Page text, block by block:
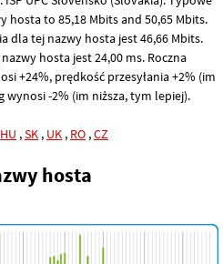
hosta to 85,18 Mbits and 50,65 Mbits.
dla tej nazwy hosta jest 46,66 Mbits.
hosta jest 24,00 ms. Roczna
+24%, prędkość przesyłania +2% (im
wynosi -2% (im niższa, tym lepiej).
HU ,SK , UK , RO ,CZ
hosta